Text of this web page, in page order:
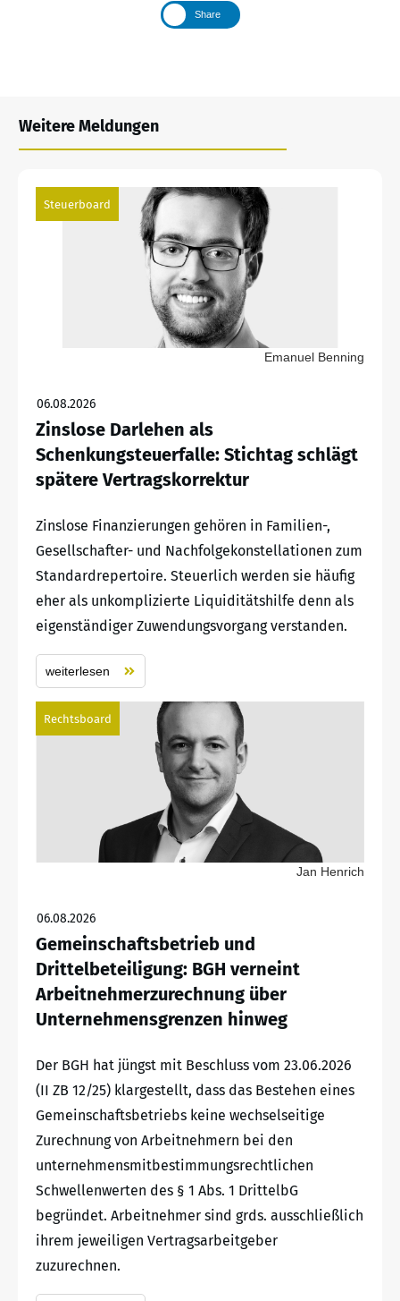
Share
Weitere Meldungen
Steuerboard
Emanuel Benning
06.08.2026
Zinslose Darlehen als
Schenkungsteuerfalle: Stichtag schlägt
spätere Vertragskorrektur
Zinslose Finanzierungen gehören in Familien-,
Gesellschafter- und Nachfolgekonstellationen zum
Standardrepertoire. Steuerlich werden sie häufig
eher als unkomplizierte Liquiditätshilfe denn als
eigenständiger Zuwendungsvorgang verstanden.
weiterlesen
Rechtsboard
Jan Henrich
06.08.2026
Gemeinschaftsbetrieb und
Drittelbeteiligung: BGH verneint
Arbeitnehmerzurechnung über
Unternehmensgrenzen hinweg
Der BGH hat jüngst mit Beschluss vom 23.06.2026
(II ZB 12/25) klargestellt, dass das Bestehen eines
Gemeinschaftsbetriebs keine wechselseitige
Zurechnung von Arbeitnehmern bei den
unternehmensmitbestimmungsrechtlichen
Schwellenwerten des § 1 Abs. 1 DrittelbG
begründet. Arbeitnehmer sind grds. ausschließlich
ihrem jeweiligen Vertragsarbeitgeber
zuzurechnen.